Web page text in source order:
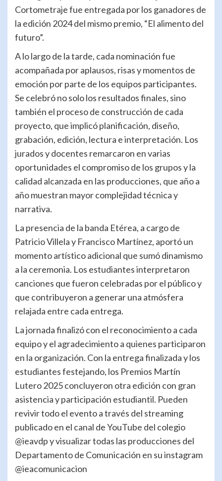
Cortometraje fue entregada por los ganadores de
la edición 2024 del mismo premio, “El alimento del
futuro”.
A lo largo de la tarde, cada nominación fue
acompañada por aplausos, risas y momentos de
emoción por parte de los equipos participantes.
Se celebró no solo los resultados finales, sino
también el proceso de construcción de cada
proyecto, que implicó planificación, diseño,
grabación, edición, lectura e interpretación. Los
jurados y docentes remarcaron en varias
oportunidades el compromiso de los grupos y la
calidad alcanzada en las producciones, que año a
año muestran mayor complejidad técnica y
narrativa.
La presencia de la banda Etérea, a cargo de
Patricio Villela y Francisco Martínez, aportó un
momento artístico adicional que sumó dinamismo
a la ceremonia. Los estudiantes interpretaron
canciones que fueron celebradas por el público y
que contribuyeron a generar una atmósfera
relajada entre cada entrega.
La jornada finalizó con el reconocimiento a cada
equipo y el agradecimiento a quienes participaron
en la organización. Con la entrega finalizada y los
estudiantes festejando, los Premios Martín
Lutero 2025 concluyeron otra edición con gran
asistencia y participación estudiantil. Pueden
revivir todo el evento a través del streaming
publicado en el canal de YouTube del colegio
@ieavdp y visualizar todas las producciones del
Departamento de Comunicación en su instagram
@ieacomunicacion